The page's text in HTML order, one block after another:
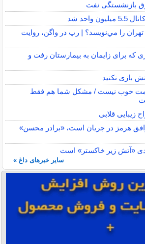
واحد شد
را مي‌نويسد؟ | رپ در واگن، روايت
که برای زایمان به بیمارستان رفت و
بازی نکنید
تیمت خوب نیست / مشکل شما هم فقط
زیبایی قلابی
هرمز در جریان است، «برادر محسن»
سایر خبرهای داغ »